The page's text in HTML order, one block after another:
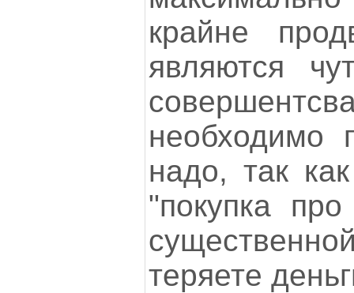
крайне
являются
необходимо
надо, так
"покупка
теряете